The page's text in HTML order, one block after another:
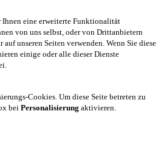
eine erweiterte Funktionalität
von uns selbst, oder von Drittanbietern
auf unseren Seiten verwenden. Wenn Sie diese
einige oder alle dieser Dienste
Cookies. Um diese Seite betreten zu
bei Personalisierung aktivieren.